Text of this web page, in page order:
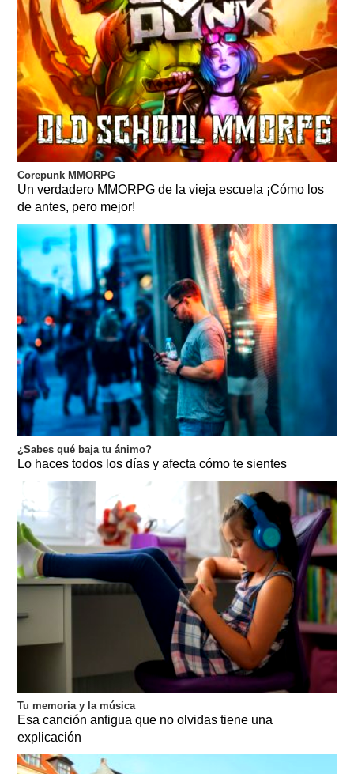
Corepunk MMORPG
Un verdadero MMORPG de la vieja escuela ¡Cómo los
de antes, pero mejor!
¿Sabes qué baja tu ánimo?
Lo haces todos los días y afecta cómo te sientes
Tu memoria y la música
Esa canción antigua que no olvidas tiene una
explicación